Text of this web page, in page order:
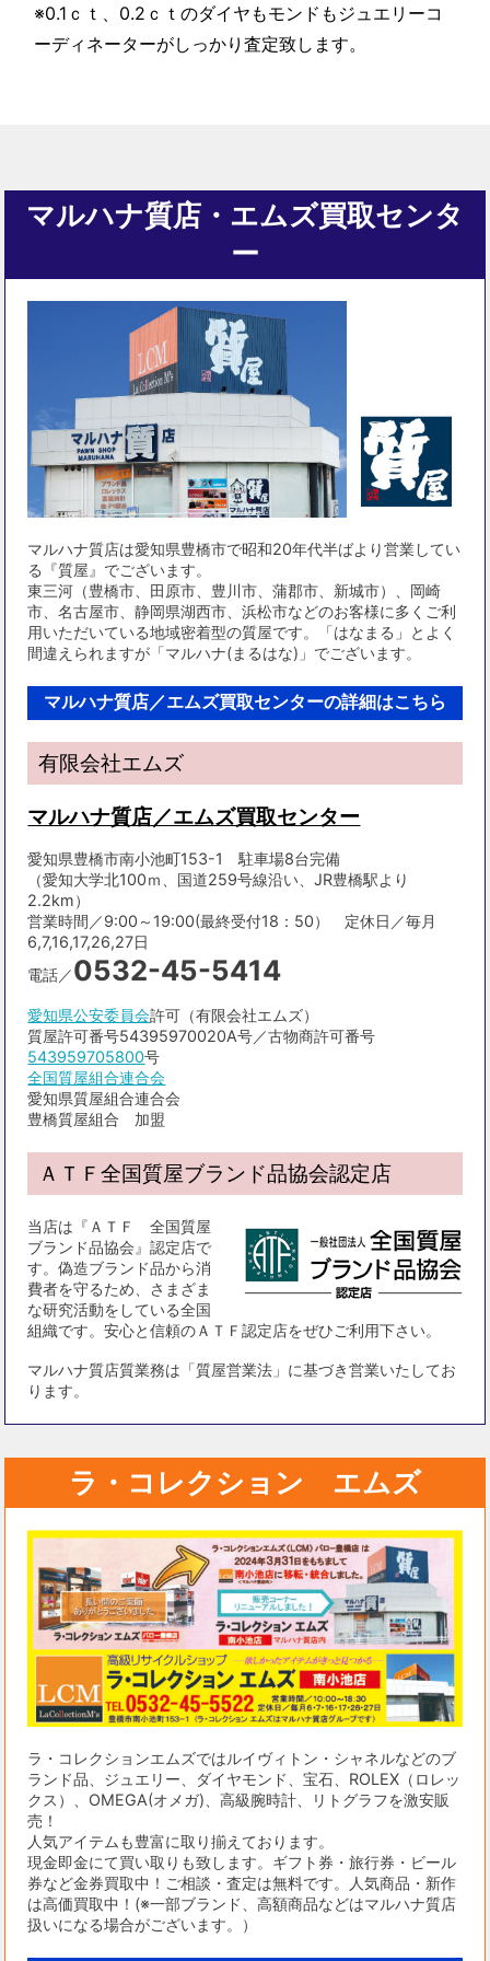
※0.1ｃｔ、0.2ｃｔのダイヤもモンドもジュエリーコ
ーディネーターがしっかり査定致します。
マルハナ質店・エムズ買取センタ
ー
マルハナ質店は愛知県豊橋市で昭和20年代半ばより営業してい
る『質屋』でございます。
東三河（豊橋市、田原市、豊川市、蒲郡市、新城市）、岡崎
市、名古屋市、静岡県湖西市、浜松市などのお客様に多くご利
用いただいている地域密着型の質屋です。「はなまる」とよく
間違えられますが「マルハナ(まるはな)」でございます。
マルハナ質店／エムズ買取センターの詳細はこちら
有限会社エムズ
マルハナ質店／エムズ買取センター
愛知県豊橋市南小池町153-1 駐車場8台完備
（愛知大学北100ｍ、国道259号線沿い、JR豊橋駅より
2.2km）
営業時間／9:00～19:00(最終受付18：50） 定休日／毎月
6,7,16,17,26,27日
電話／0532-45-5414
愛知県公安委員会許可（有限会社エムズ）
質屋許可番号54395970020A号／古物商許可番号
543959705800号
全国質屋組合連合会
愛知県質屋組合連合会
豊橋質屋組合 加盟
ＡＴＦ全国質屋ブランド品協会認定店
当店は『ＡＴＦ 全国質屋
ブランド品協会』認定店で
す。偽造ブランド品から消
費者を守るため、さまざま
な研究活動をしている全国
組織です。安心と信頼のＡＴＦ認定店をぜひご利用下さい。
マルハナ質店質業務は「質屋営業法」に基づき営業いたしてお
ります。
ラ・コレクション エムズ
ラ・コレクションエムズではルイヴィトン・シャネルなどのブ
ランド品、ジュエリー、ダイヤモンド、宝石、ROLEX（ロレッ
クス）、OMEGA(オメガ)、高級腕時計、リトグラフを激安販
売！
人気アイテムも豊富に取り揃えております。
現金即金にて買い取りも致します。ギフト券・旅行券・ビール
券など金券買取中！ご相談・査定は無料です。人気商品・新作
は高価買取中！(※一部ブランド、高額商品などはマルハナ質店
扱いになる場合がございます。）